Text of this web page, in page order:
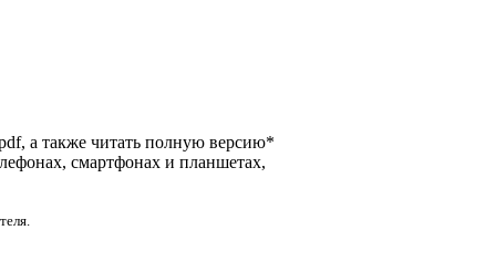
а также читать полную версию*
смартфонах и планшетах,